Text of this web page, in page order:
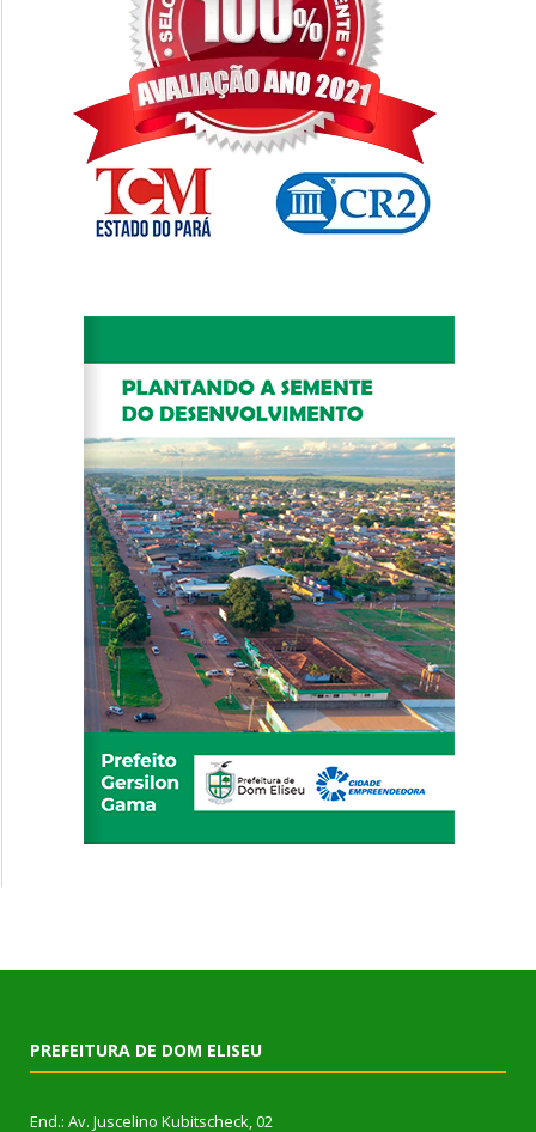
PREFEITURA DE DOM ELISEU
End.: Av. Juscelino Kubitscheck, 02